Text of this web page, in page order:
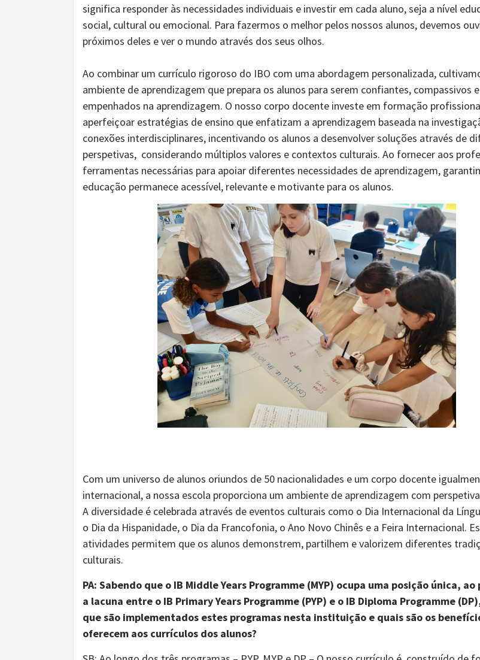
significa responder às necessidades individuais e investir em cada aluno, seja a nível
social, cultural ou emocional. Para fazermos o melhor pelos nossos alunos, devemos
próximos deles e ver o mundo através dos seus olhos.
Ao combinar um currículo rigoroso do IBO com uma abordagem personalizada,
ambiente de aprendizagem que prepara os alunos para serem confiantes, compassivos e
empenhados na aprendizagem. O nosso corpo docente investe em formação
aperfeiçoar estratégias de ensino que enfatizam a aprendizagem baseada na
conexões interdisciplinares, incentivando os alunos a desenvolver soluções através de
perspetivas, considerando múltiplos valores e contextos culturais. Ao fornecer aos
ferramentas necessárias para apoiar diferentes necessidades de aprendizagem,
educação permanece acessível, relevante e motivante para os alunos.
Com um universo de alunos oriundos de 50 nacionalidades e um corpo docente
internacional, a nossa escola proporciona um ambiente de aprendizagem com
A diversidade é celebrada através de eventos culturais como o Dia Internacional da
o Dia da Hispanidade, o Dia da Francofonia, o Ano Novo Chinês e a Feira Internacional.
atividades permitem que os alunos demonstrem, partilhem e valorizem diferentes
culturais.
PA: Sabendo que o IB Middle Years Programme (MYP) ocupa uma posição única, ao
a lacuna entre o IB Primary Years Programme (PYP) e o IB Diploma Programme
que são implementados estes programas nesta instituição e quais são os
oferecem aos currículos dos alunos?